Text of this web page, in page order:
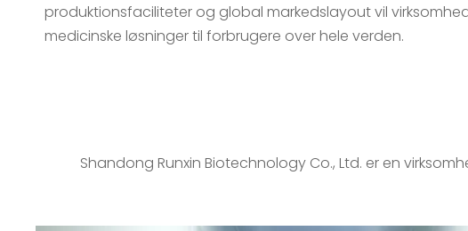
produktionsfaciliteter og global markedslayout vil
medicinske løsninger til forbrugere over hele verden.
Shandong Runxin Biotechnology Co., Ltd. er en